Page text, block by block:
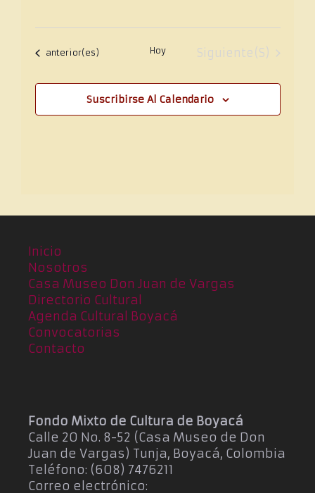
Eventos
anterior(es) Hoy Eventos
Siguiente(s)
Suscribirse Al Calendario
Inicio
Nosotros
Casa Museo Don Juan de Vargas
Directorio Cultural
Agenda Cultural Boyacá
Convocatorias
Contacto
Fondo Mixto de Cultura de Boyacá
Calle 20 No. 8-52 (Casa Museo de Don
Juan de Vargas) Tunja, Boyacá, Colombia
Teléfono: (608) 7476211
Correo electrónico: